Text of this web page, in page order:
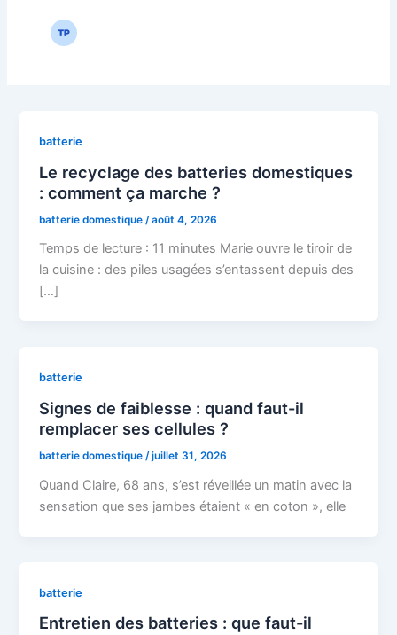
batterie
Le recyclage des batteries domestiques
: comment ça marche ?
batterie domestique /août 4, 2026
Temps de lecture : 11 minutes Marie ouvre le tiroir de
la cuisine : des piles usagées s’entassent depuis des
[…]
batterie
Signes de faiblesse : quand faut-il
remplacer ses cellules ?
batterie domestique/juillet 31, 2026
Quand Claire, 68 ans, s’est réveillée un matin avec la
sensation que ses jambes étaient « en coton », elle
batterie
Entretien des batteries : que faut-il